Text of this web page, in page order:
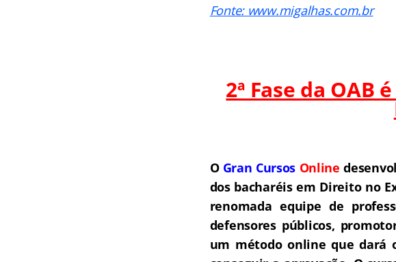
Fonte: www.migalhas.com.br
2ª Fase da OAB
O Gran Cursos Online
dos bacharéis em Direito no
renomada equipe de
defensores públicos,
um método online que dará